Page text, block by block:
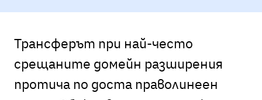
Трансферът при най-често
срещаните домейн разширения
протича по доста праволинеен